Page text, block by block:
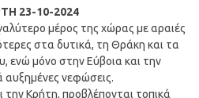
23-10-2024
μέρος της χώρας με αραιές
στα δυτικά, τη Θράκη και τα
ενώ μόνο στην Εύβοια και την
νεφώσεις.
την Κρήτη, προβλέπονται τοπικά